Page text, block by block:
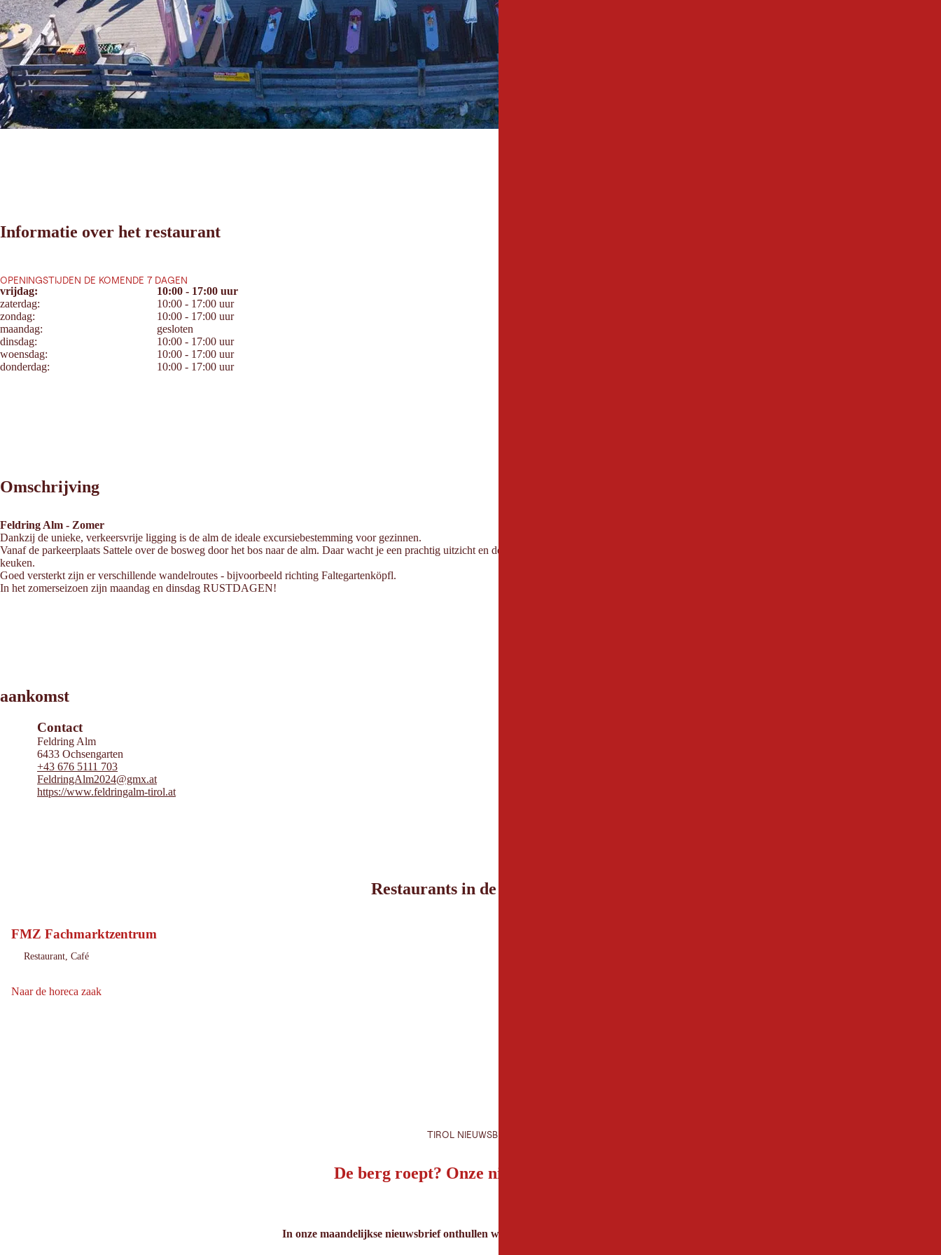
Informatie over het restaurant
OPENINGSTIJDEN DE KOMENDE 7 DAGEN
vrijdag:
10:00 - 17:00 uur
zaterdag:
10:00 - 17:00 uur
zondag:
10:00 - 17:00 uur
maandag:
gesloten
dinsdag:
10:00 - 17:00 uur
woensdag:
10:00 - 17:00 uur
donderdag:
10:00 - 17:00 uur
Omschrijving
Feldring Alm - Zomer
Dankzij de unieke, verkeersvrije ligging is de alm de ideale excursiebestemming voor gezinnen.
Vanaf de parkeerplaats Sattele over de bosweg door het bos naar de alm. Daar wacht je een prachtig uitzicht en de hut nodigt je uit om te stoppen voor een hapje eten met "specialiteiten" uit de lokale Tiroolse
keuken.
Goed versterkt zijn er verschillende wandelroutes - bijvoorbeeld richting Faltegartenköpfl.
In het zomerseizoen zijn maandag en dinsdag RUSTDAGEN!
aankomst
Leaflet ©tiris
OpenStreetMap contributors 2026
Contact
Feldring Alm
6433 Ochsengarten
+43 676 5111 703
FeldringAlm2024@gmx.at
https://www.feldringalm-tirol.at
Restaurants in de omgeving
FMZ Fachmarktzentrum
Locatie:
Imst
Restaurant, Café
Naar de horeca zaak
Naar de horeca zaak: FMZ Fachmarktzentrum
TIROL NIEUWSBRIEF
De berg roept? Onze nieuwsbrief ook!
In onze maandelijkse nieuwsbrief onthullen we de beste vakantietips voor Tirol.